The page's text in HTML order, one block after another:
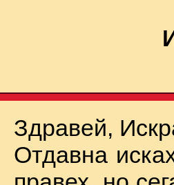
Здравей,
Отдавна